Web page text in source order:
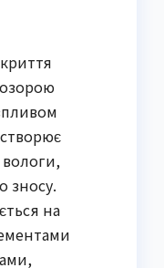
зносу.
на